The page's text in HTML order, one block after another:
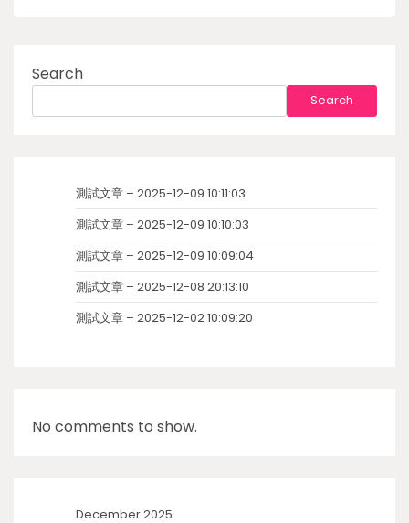
Search
Search
測試文章 – 2025-12-09 10:11:03
測試文章 – 2025-12-09 10:10:03
測試文章 – 2025-12-09 10:09:04
測試文章 – 2025-12-08 20:13:10
測試文章 – 2025-12-02 10:09:20
No comments to show.
December 2025